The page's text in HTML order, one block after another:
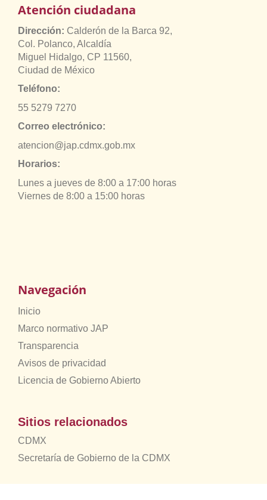
Atención ciudadana
Dirección: Calderón de la Barca 92,
Col. Polanco, Alcaldía
Miguel Hidalgo, CP 11560,
Ciudad de México
Teléfono:
55 5279 7270
Correo electrónico:
atencion@jap.cdmx.gob.mx
Horarios:
Lunes a jueves de 8:00 a 17:00 horas
Viernes de 8:00 a 15:00 horas
Navegación
Inicio
Marco normativo JAP
Transparencia
Avisos de privacidad
Licencia de Gobierno Abierto
Sitios relacionados
CDMX
Secretaría de Gobierno de la CDMX